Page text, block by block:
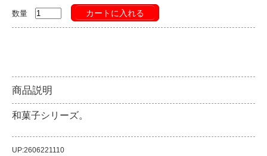
数量 カートに入れる
商品説明
和菓子シリーズ。
UP:2606221110